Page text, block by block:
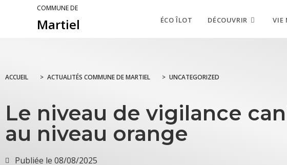
COMMUNE DE
Martiel ÉCO ÎLOT DÉCOUVRIR VIE
ACCUEIL > ACTUALITÉS COMMUNE DE MARTIEL > UNCATEGORIZED
Le niveau de vigilance
au niveau orange
Publiée le 08/08/2025